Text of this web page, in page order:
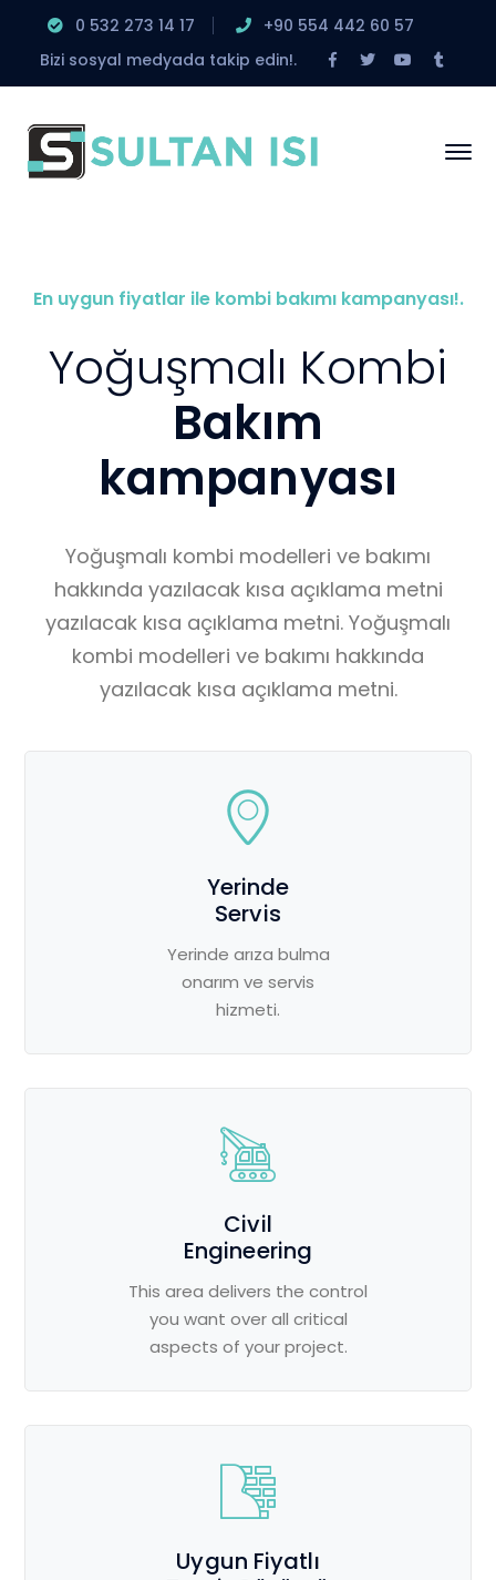
0 532 273 14 17
‎+90 554 442 60 57
Bizi sosyal medyada takip edin!.
Facebook
Profile
Twitter
Profile
Youtube
ProfileProfile
En uygun fiyatlar ile kombi bakımı kampanyası!.
Yoğuşmalı Kombi
Bakım
kampanyası
Yoğuşmalı kombi modelleri ve bakımı
hakkında yazılacak kısa açıklama metni
yazılacak kısa açıklama metni. Yoğuşmalı
kombi modelleri ve bakımı hakkında
yazılacak kısa açıklama metni.
Yerinde
Servis
Yerinde arıza bulma
onarım ve servis
hizmeti.
Civil
Engineering
This area delivers the control
you want over all critical
aspects of your project.
Uygun Fiyatlı